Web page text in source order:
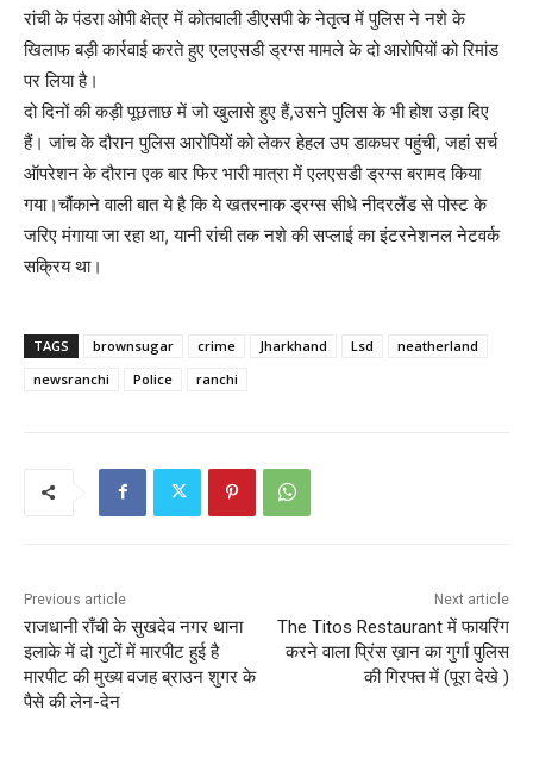
रांची के पंडरा ओपी क्षेत्र में कोतवाली डीएसपी के नेतृत्व में पुलिस ने नशे के
खिलाफ बड़ी कार्रवाई करते हुए एलएसडी ड्रग्स मामले के दो आरोपियों को रिमांड
पर लिया है।
दो दिनों की कड़ी पूछताछ में जो खुलासे हुए हैं,उसने पुलिस के भी होश उड़ा दिए
हैं। जांच के दौरान पुलिस आरोपियों को लेकर हेहल उप डाकघर पहुंची, जहां सर्च
ऑपरेशन के दौरान एक बार फिर भारी मात्रा में एलएसडी ड्रग्स बरामद किया
गया।चौंकाने वाली बात ये है कि ये खतरनाक ड्रग्स सीधे नीदरलैंड से पोस्ट के
जरिए मंगाया जा रहा था, यानी रांची तक नशे की सप्लाई का इंटरनेशनल नेटवर्क
सक्रिय था।
TAGS brownsugar crime Jharkhand Lsd
neatherland
newsranchi
Police ranchi
Previous article
राजधानी राँची के सुखदेव नगर थाना
इलाके में दो गुटों में मारपीट हुई है
मारपीट की मुख्य वजह ब्राउन शुगर के
पैसे की लेन-देन
Next article
The Titos Restaurant में फायरिंग
करने वाला प्रिंस ख़ान का गुर्गा पुलिस
की गिरफ्त में (पूरा देखे )